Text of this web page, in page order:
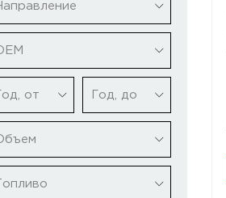
Год, от Год, до
Топливо